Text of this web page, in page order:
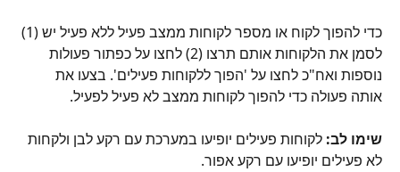
כדי להפוך לקוח או מספר לקוחות ממצב פעיל ללא פעיל יש (1)
לסמן את הלקוחות אותם תרצו (2) לחצו על כפתור פעולות
נוספות ואח"כ לחצו על 'הפוך ללקוחות פעילים'. בצעו את
אותה פעולה כדי להפוך לקוחות ממצב לא פעיל לפעיל.
שימו לב: לקוחות פעילים יופיעו במערכת עם רקע לבן ולקחות
לא פעילים יופיעו עם רקע אפור.